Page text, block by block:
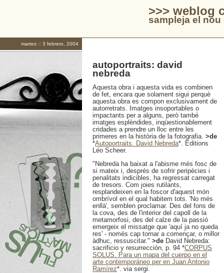
>>> weblog
sampleja el
martes :: 3 febrero, 2004
autoportraits: david
nebreda
Aquesta obra i aquesta vida es combinen
de fet, encara que solament sigui perquè
aquesta obra es compon exclusivament de
autorretrats. Imatges insoportables o
impactants per a alguns, però també
imatges esplèndides, inqüestionablement
cridades a prendre un lloc entre les
primeres en la història de la fotografia. >de
*Autoportraits. David Nebreda*. Editions
Léo Scheer.
"Nebreda ha baixat a l'abisme més fosc de
si mateix i, després de sofrir peripècies i
penalitats indicibles, ha regressat carregat
de tresors. Com joies rutilants,
resplandeixen en la foscor d'aquest món
ombrívol en el qual habitem tots. 'No més
enllà', semblen proclamar. Des del fons de
la cova, des de l'interior del capoll de la
metamorfosi, des del calze de la passió
emergeix el missatge que 'aquí ja no queda
res' - només cap tornar a començar, o millor
àdhuc, ressuscitar." >de David Nebreda:
sacrificio y resurrección, p. 94 *CORPUS
SOLUS. Para un mapa del cuerpo en el
arte contemporáneo per en Juan Antonio
Ramírez*. via sergi.